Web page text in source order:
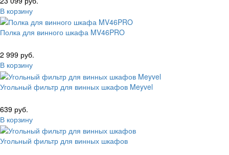
В корзину
Полка для винного шкафа MV46PRO
2 999 руб.
В корзину
Угольный фильтр для винных шкафов Meyvel
639 руб.
В корзину
Угольный фильтр для винных шкафов